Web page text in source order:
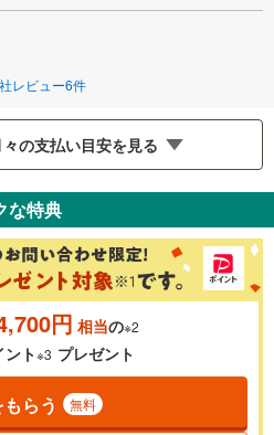
レビュー6件
の支払い目安を見る
％
な特典
円 相当の※2
ト※3 プレゼント
らう 無料